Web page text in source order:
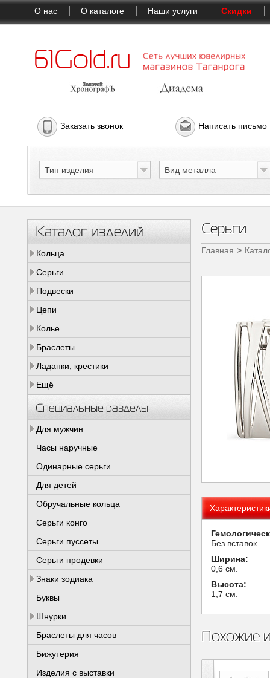
О нас О каталоге Наши услуги Скидки
Заказать звонок Написать письмо
Тип изделия Вид металла
Каталог изделий
Кольца
Серьги
Подвески
Цепи
Колье
Браслеты
Ладанки, крестики
Ещё
Специальные разделы
Для мужчин
Часы наручные
Одинарные серьги
Для детей
Обручальные кольца
Серьги конго
Серьги пуссеты
Серьги продевки
Знаки зодиака
Буквы
Шнурки
Браслеты для часов
Бижутерия
Изделия с выставки
Серьги
Главная
Без вставок
Ширина:
0,6 см.
Высота:
1,7 см.
Похожие